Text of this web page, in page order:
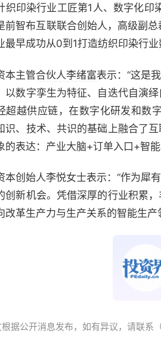
织印染行业工匠第1人、数字化
前智布互联联合创始人，高级副
最早成功从0到1打造纺织印染行
本主管合伙人李绪富表示：“这是
以数字孪生为特征、自迭代自演
超越供应链，在数字化研发和数
识、技术、共识的基础上融合了
的表达：产业大脑+订单入口+智
本创始人李悦女士表示：“作为犀
创新机会。凭借深厚的行业积累
改革生产力与生产关系的智能生
根据公开消息发布，如有异议，请联